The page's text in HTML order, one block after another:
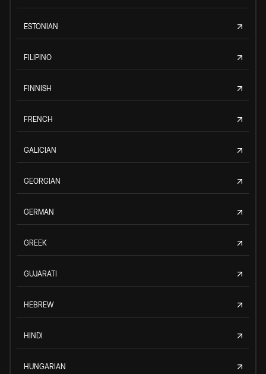
ESTONIAN
FILIPINO
FINNISH
FRENCH
GALICIAN
GEORGIAN
GERMAN
GREEK
GUJARATI
HEBREW
HINDI
HUNGARIAN